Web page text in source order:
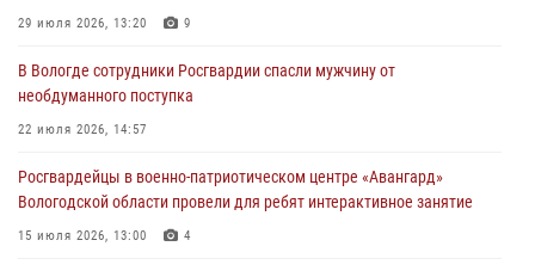
Росгвардейцы в г. Соколе задержали несовершеннолетнего
31 июля 2026, 06:43
В Вологде стартовал Чемпионат Северо-Западного округа
29 июля 2026, 13:20
В Вологде росгвардейцы задержали мужчину, подозреваемого в
29 июля 2026, 13:20 9
В Вологде сотрудники Росгвардии спасли мужчину от
необдуманного поступка
22 июля 2026, 14:57
Росгвардейцы в военно-патриотическом центре «Авангард»
Вологодской области провели для ребят интерактивное занятие
15 июля 2026, 13:00 4